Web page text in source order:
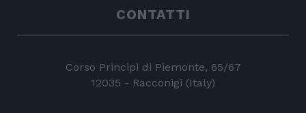
CONTATTI
Corso Principi di Piemonte, 65/67
12035 - Racconigi (Italy)